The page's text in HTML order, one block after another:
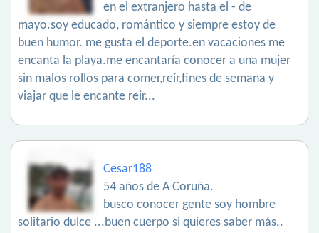
en el extranjero hasta el - de
mayo.soy educado, romántico y siempre estoy de
buen humor. me gusta el deporte.en vacaciones me
encanta la playa.me encantaría conocer a una mujer
sin malos rollos para comer,reír,fines de semana y
viajar que le encante reir...
Cesar188
54 años de A Coruña.
busco conocer gente soy hombre
solitario dulce ...buen cuerpo si quieres saber más..